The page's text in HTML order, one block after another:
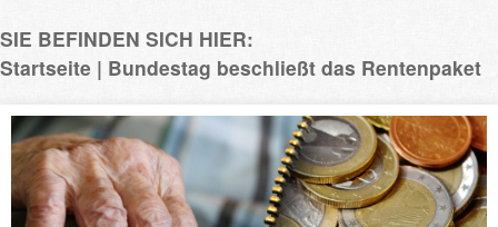
SIE BEFINDEN SICH HIER:
Startseite
Bundestag beschließt das Rentenpaket